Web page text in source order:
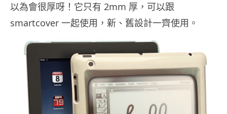
以為會很厚呀！它只有 2mm 厚，可以跟
smartcover 一起使用，新、舊設計一齊使用。